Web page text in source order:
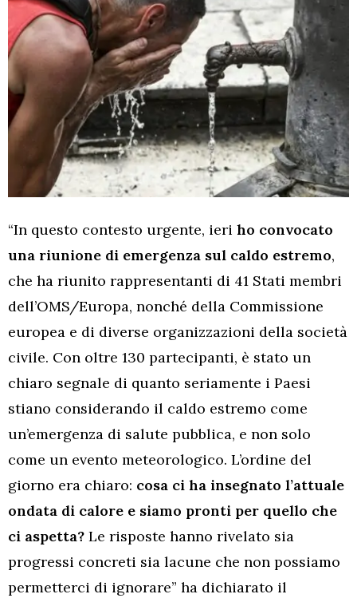
“In questo contesto urgente, ieri ho convocato
una riunione di emergenza sul caldo estremo,
che ha riunito rappresentanti di 41 Stati membri
dell’OMS/Europa, nonché della Commissione
europea e di diverse organizzazioni della società
civile. Con oltre 130 partecipanti, è stato un
chiaro segnale di quanto seriamente i Paesi
stiano considerando il caldo estremo come
un’emergenza di salute pubblica, e non solo
come un evento meteorologico. L’ordine del
giorno era chiaro: cosa ci ha insegnato l’attuale
ondata di calore e siamo pronti per quello che
ci aspetta? Le risposte hanno rivelato sia
progressi concreti sia lacune che non possiamo
permetterci di ignorare” ha dichiarato il